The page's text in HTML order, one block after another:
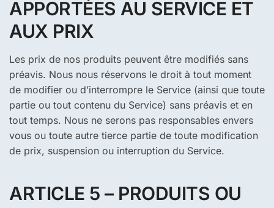
APPORTÉES AU SERVICE ET
AUX PRIX
Les prix de nos produits peuvent être modifiés sans
préavis. Nous nous réservons le droit à tout moment
de modifier ou d’interrompre le Service (ainsi que toute
partie ou tout contenu du Service) sans préavis et en
tout temps. Nous ne serons pas responsables envers
vous ou toute autre tierce partie de toute modification
de prix, suspension ou interruption du Service.
ARTICLE 5 – PRODUITS OU